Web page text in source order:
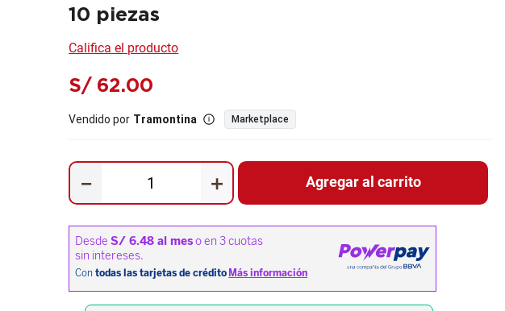
10 piezas
Califica el producto
S/ 62.00
Vendido por Tramontina Marketplace
＋
－ Agregar al carrito